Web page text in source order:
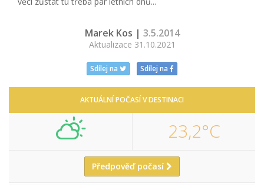
Marek Kos | 3.5.2014
Aktualizace 31.10.2021
Sdílej na Sdílej na
AKTUÁLNÍ POČASÍ V DESTINACI
23,2°C
Předpověď počasí